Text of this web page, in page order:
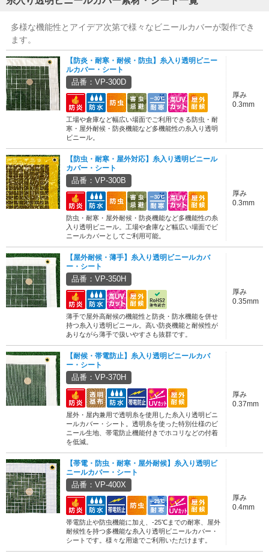
多様な機能性とアイデア次第で様々なビニールカバーが製作でき
ます。
【防炎・耐寒・耐候・防虫】糸入り透明ビニー
ルカバー・シート
品番：VP-300D
工場や倉庫など幅広い場面でご利用できる防虫・耐
寒・屋外耐候・防炎機能など多機能性の糸入り透明
ビニール。
厚み
0.3mm
【防虫・耐寒・屋外対応】糸入り透明ビニール
カバー・シート
品番：VP-300B
防虫・耐寒・屋外耐候・防炎機能など多機能性の糸
入り透明ビニール。工場や倉庫など幅広い場面でビ
ニールカバーとしてご利用可能。
厚み
0.3mm
【屋外耐候・薄手】糸入り透明ビニールカバ
ー・シート
品番：VP-350H
薄手で屋外高耐候の機能性と防炎・防水機能を併せ
持つ糸入り透明ビニール。高い防炎機能と耐候性が
ありながら薄手で扱いやすさも抜群です。
厚み
0.35mm
【耐候・帯電防止】糸入り透明ビニールカバ
ー・シート
品番：VP-370H
屋外・屋内兼用で透明糸を使用した糸入り透明ビニ
ールカバー・シート。透明糸を使った特別仕様のビ
ニール生地、帯電防止機能付きでホコリなどの付着
を低減。
厚み
0.37mm
【帯電・防虫・耐寒・屋外耐候】糸入り透明ビ
ニールカバー・シート
品番：VP-400X
帯電防止や防虫機能に加え、-25℃までの耐寒、屋外
耐候性を持つ多機能な糸入り透明ビニールカバー・
シートです。様々な用途でご利用いただけます。
厚み
0.4mm